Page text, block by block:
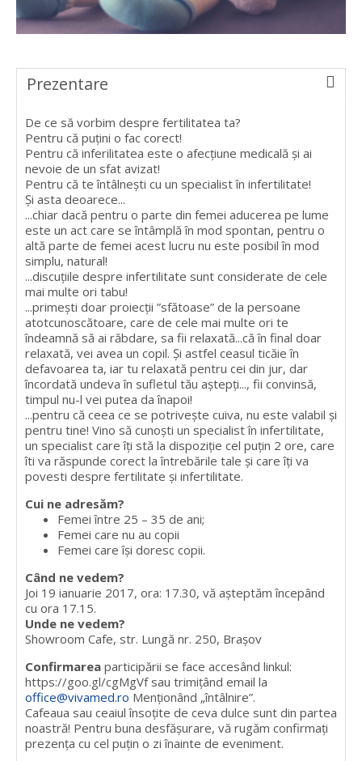
Prezentare
De ce să vorbim despre fertilitatea ta?
Pentru că puțini o fac corect!
Pentru că inferilitatea este o afecțiune medicală și ai
nevoie de un sfat avizat!
Pentru că te întâlnești cu un specialist în infertilitate!
Și asta deoarece...
...chiar dacă pentru o parte din femei aducerea pe lume
este un act care se întâmplă în mod spontan, pentru o
altă parte de femei acest lucru nu este posibil în mod
simplu, natural!
...discuțiile despre infertilitate sunt considerate de cele
mai multe ori tabu!
...primești doar proiecții ”sfătoase” de la persoane
atotcunoscătoare, care de cele mai multe ori te
îndeamnă să ai răbdare, sa fii relaxată...că în final doar
relaxată, vei avea un copil. Și astfel ceasul ticăie în
defavoarea ta, iar tu relaxată pentru cei din jur, dar
încordată undeva în sufletul tău aștepți..., fii convinsă,
timpul nu-l vei putea da înapoi!
...pentru că ceea ce se potrivește cuiva, nu este valabil și
pentru tine! Vino să cunoști un specialist în infertilitate,
un specialist care îți stă la dispoziție cel puțin 2 ore, care
îti va răspunde corect la întrebările tale și care îți va
povesti despre fertilitate și infertilitate.
Cui ne adresăm?
Femei între 25 – 35 de ani;
Femei care nu au copii
Femei care își doresc copii.
Când ne vedem?
Joi 19 ianuarie 2017, ora: 17.30, vă așteptăm începând
cu ora 17.15.
Unde ne vedem?
Showroom Cafe, str. Lungă nr. 250, Brașov
Confirmareaparticipării se face accesând linkul:
https://goo.gl/cgMgVf sau trimițând email la
office@vivamed.ro Menționând „întâlnire”.
Cafeaua sau ceaiul însoțite de ceva dulce sunt din partea
noastră! Pentru buna desfășurare, vă rugăm confirmați
prezența cu cel puțin o zi înainte de eveniment.